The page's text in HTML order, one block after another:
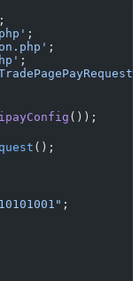
;
;
;
;
());
();
;